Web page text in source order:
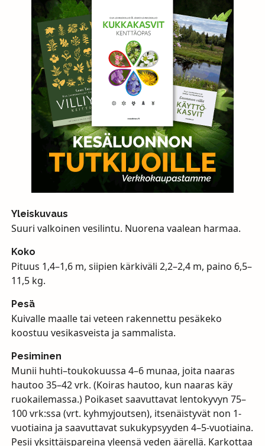
Yleiskuvaus
Suuri valkoinen vesilintu. Nuorena vaalean harmaa.
Koko
Pituus 1,4–1,6 m, siipien kärkiväli 2,2–2,4 m, paino 6,5–
11,5 kg.
Pesä
Kuivalle maalle tai veteen rakennettu pesäkeko
koostuu vesikasveista ja sammalista.
Pesiminen
Munii huhti–toukokuussa 4–6 munaa, joita naaras
hautoo 35–42 vrk. (Koiras hautoo, kun naaras käy
ruokailemassa.) Poikaset saavuttavat lentokyvyn 75–
100 vrk:ssa (vrt. kyhmyjoutsen), itsenäistyvät non 1-
vuotiaina ja saavuttavat sukukypsyyden 4–5-vuotiaina.
Pesii yksittäispareina yleensä veden äärellä. Karkottaa